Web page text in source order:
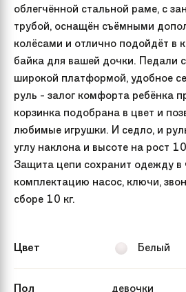
облегчённой стальной раме, с
трубой, оснащён съёмными
колёсами и отлично подойдёт в
байка для вашей дочки. Педали
широкой платформой, удобное
руль - залог комфорта ребёнка
корзинка подобрана в цвет и
любимые игрушки. И седло, и
углу наклона и высоте на рост
Защита цепи сохранит одежду в
комплектацию насос, ключи,
сборе 10 кг.
Цвет Белый
Пол девочки